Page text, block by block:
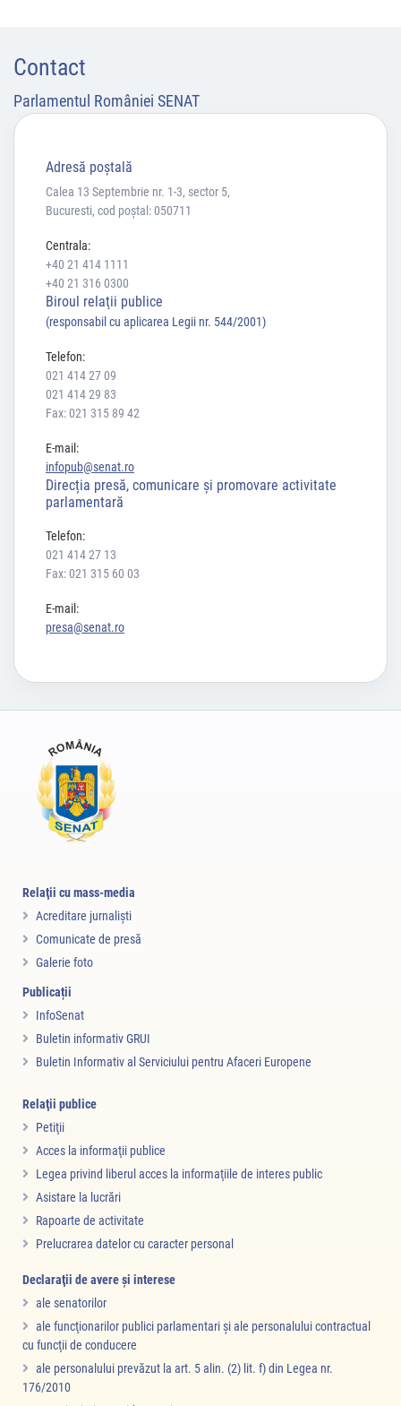
Contact
Parlamentul României SENAT
Adresă poştală
Calea 13 Septembrie nr. 1-3, sector 5,
Bucuresti, cod poștal: 050711
Centrala:
+40 21 414 1111
+40 21 316 0300
Biroul relaţii publice
(responsabil cu aplicarea Legii nr. 544/2001)
Telefon:
021 414 27 09
021 414 29 83
Fax: 021 315 89 42
E-mail:
infopub@senat.ro
Direcția presă, comunicare și promovare activitate
parlamentară
Telefon:
021 414 27 13
Fax: 021 315 60 03
E-mail:
presa@senat.ro
Relaţii cu mass-media
Acreditare jurnalişti
Comunicate de presă
Galerie foto
Publicații
InfoSenat
Buletin informativ GRUI
Buletin Informativ al Serviciului pentru Afaceri Europene
Relaţii publice
Petiţii
Acces la informaţii publice
Legea privind liberul acces la informaţiile de interes public
Asistare la lucrări
Rapoarte de activitate
Prelucrarea datelor cu caracter personal
Declaraţii de avere şi interese
ale senatorilor
ale funcţionarilor publici parlamentari şi ale personalului contractual
cu funcţii de conducere
ale personalului prevăzut la art. 5 alin. (2) lit. f) din Legea nr.
176/2010